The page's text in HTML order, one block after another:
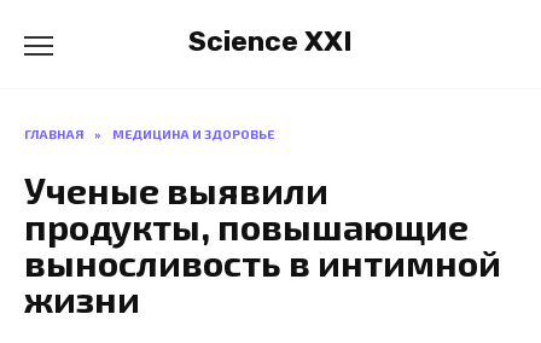
содержанию
Science XXI
ГЛАВНАЯ » МЕДИЦИНА И ЗДОРОВЬЕ
Ученые выявили
продукты, повышающие
выносливость в интимной
жизни